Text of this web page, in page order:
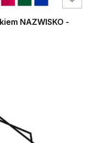
NAZWISKO -